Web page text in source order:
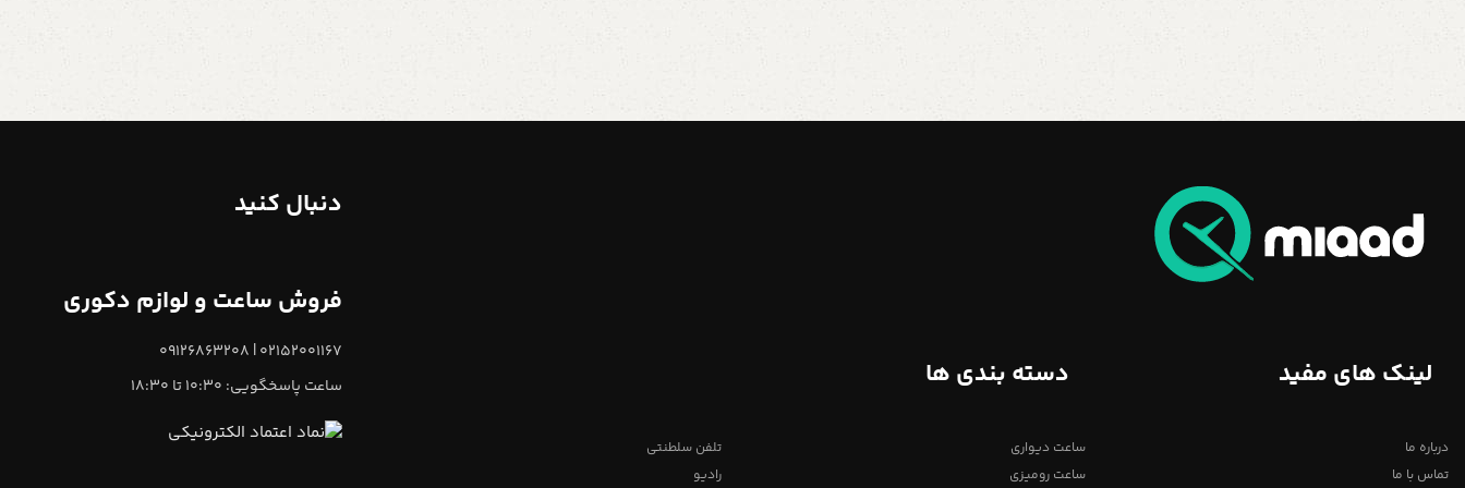
لینک های مفید
درباره ما
تماس با ما
دسته بندی ها
ساعت دیواری
ساعت رومیزی
تلفن سلطنتی
رادیو
دنبال کنید
فروش ساعت و لوازم دکوری
02152001167 | 09126863208
ساعت پاسخگویی: 10:30 تا 18:30